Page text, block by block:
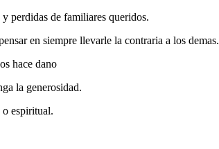
perdidas de familiares queridos.
en siempre llevarle la contraria a los demas.
hace dano
la generosidad.
espiritual.